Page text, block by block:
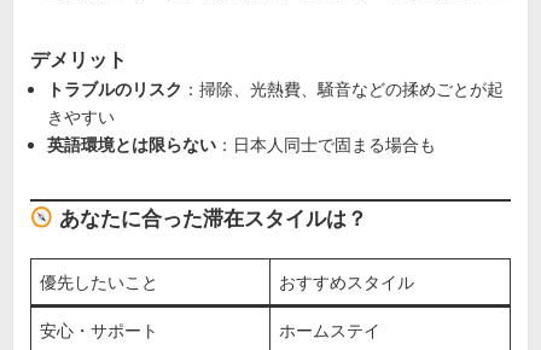
デメリット
トラブルのリスク ：掃除、光熱費、騒音などの揉めごとが起
きやすい
英語環境とは限らない ：日本人同士で固まる場合も
あなたに合った滞在スタイルは？
優先したいこと おすすめスタイル
安心・サポート ホームステイ